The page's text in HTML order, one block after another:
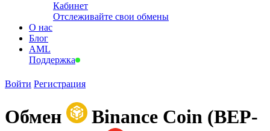
Кабинет
Отслеживайте свои обмены
О нас
Блог
AML
Поддержка
Войти Регистрация
Обмен
Binance Coin (BEP-